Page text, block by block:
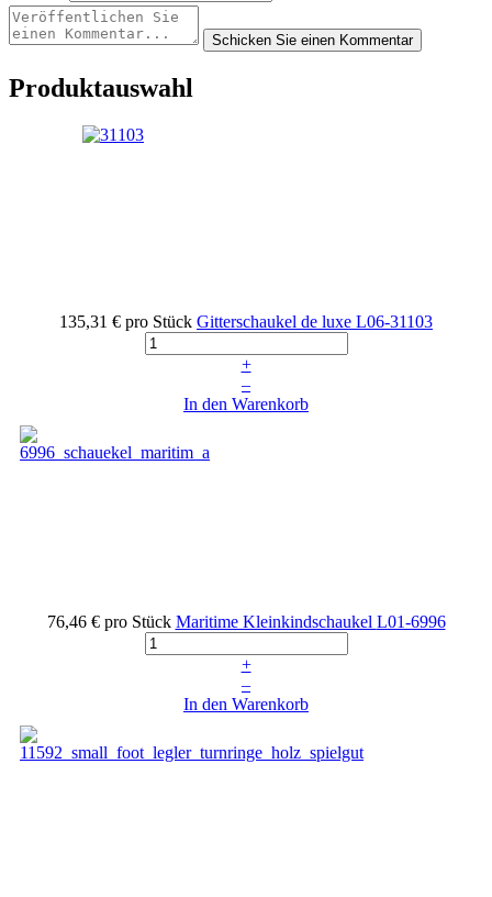
Produktauswahl
135,31 € pro Stück Gitterschaukel de luxe L06-31103
+
–
In den Warenkorb
76,46 € pro Stück Maritime Kleinkindschaukel L01-6996
+
–
In den Warenkorb